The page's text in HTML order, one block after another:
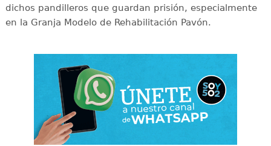
dichos pandilleros que guardan prisión, especialmente
en la Granja Modelo de Rehabilitación Pavón.